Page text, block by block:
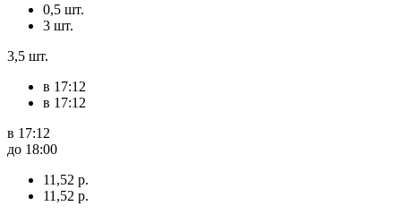
0,5 шт.
3 шт.
3,5 шт.
в 17:12
в 17:12
в 17:12
до 18:00
11,52 р.
11,52 р.